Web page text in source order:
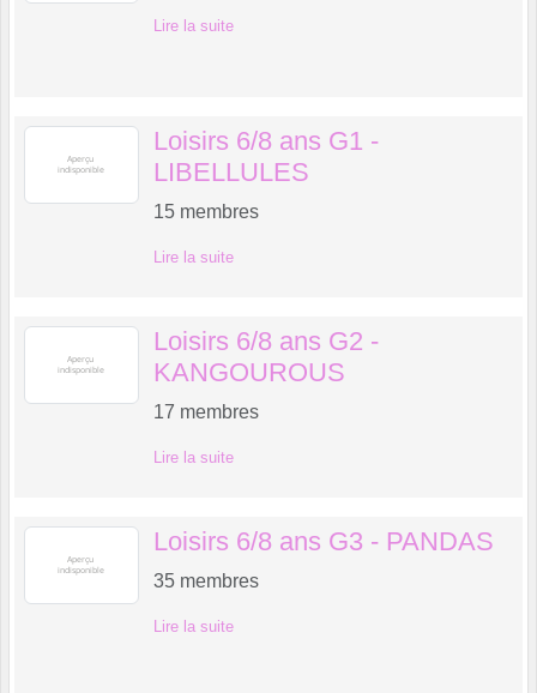
Lire la suite
Loisirs 6/8 ans G1 -
LIBELLULES
15 membres
Lire la suite
Loisirs 6/8 ans G2 -
KANGOUROUS
17 membres
Lire la suite
Loisirs 6/8 ans G3 - PANDAS
35 membres
Lire la suite